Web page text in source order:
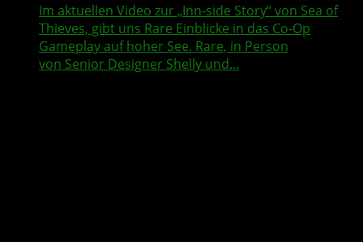
Im aktuellen Video zur „Inn-side Story“ von Sea of
Thieves, gibt uns Rare Einblicke in das Co-Op
Gameplay auf hoher See. Rare, in Person
von Senior Designer Shelly und...